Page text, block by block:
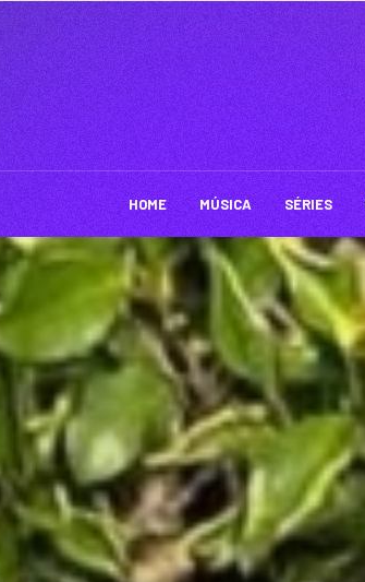
HOME MÚSICA SÉRIES